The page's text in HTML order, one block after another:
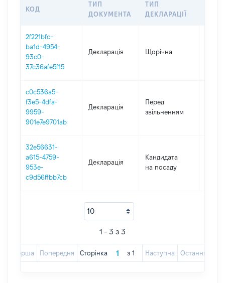
КОД
ТИП
ДОКУМЕНТА
ТИП
ДЕКЛАРАЦІЇ
2f221bfc-
ba1d-4954-
93c0-
37c36afe5f15
Декларація Щорічна
c0c536a5-
f3e5-4dfa-
9959-
901e7e9701ab
Декларація
Перед
звільненням
32e56631-
a615-4759-
953e-
c9d56ffbb7cb
Декларація
Кандидата
на посаду
1 - 3 з 3
Перша Попередня Сторінка з 1 Наступна Остання